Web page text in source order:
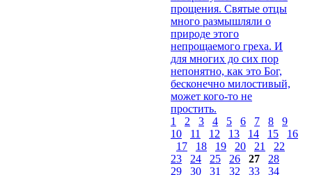
прощения. Святые отцы
много размышляли о
природе этого
непрощаемого греха. И
для многих до сих пор
непонятно, как это Бог,
бесконечно милостивый,
может кого-то не
простить.
1
2 3 4 5 6 7 8
9
10
11 12 13 14 15
16
17
18 19 20 21
22
23
24 25 26 27
28
29
30 31 32 33 34